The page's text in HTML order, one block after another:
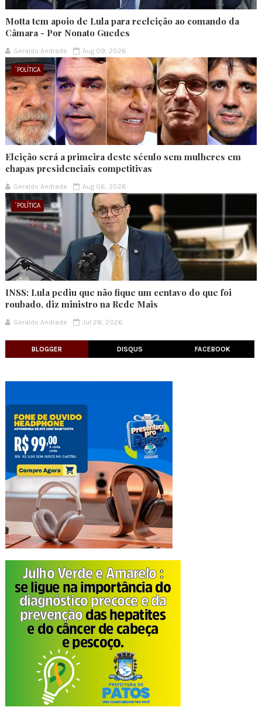
Motta tem apoio de Lula para reeleição ao comando da
Câmara - Por Nonato Guedes
Geraldo Andrade Aug 09, 2026
´POLÍTICA
Eleição será a primeira deste século sem mulheres em
chapas presidenciais competitivas
Geraldo Andrade Aug 06, 2026
´POLÍTICA
INSS: Lula pediu que não fique um centavo do que foi
roubado, diz ministro na Rede Mais
Geraldo Andrade Jul 28, 2026
BLOGGER DISQUS FACEBOOK